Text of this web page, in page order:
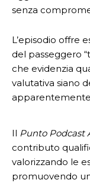
senza
L’episodio offre
del passeggero
che evidenzia
valutativa siano
Il Punto Podcast
contributo
valorizzando le
promuovendo